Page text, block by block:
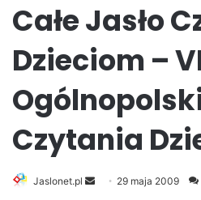
Całe Jasło
Dzieciom –
Czytania
Jaslonet.pl 29 maja 2009